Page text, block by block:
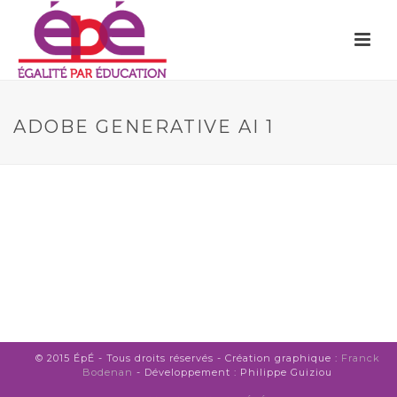
ADOBE GENERATIVE AI 1
© 2015 ÉpÉ - Tous droits réservés - Création graphique : Franck
Bodenan - Développement : Philippe Guiziou